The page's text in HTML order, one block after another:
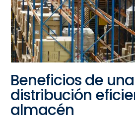
Beneficios de una
distribución
almacén